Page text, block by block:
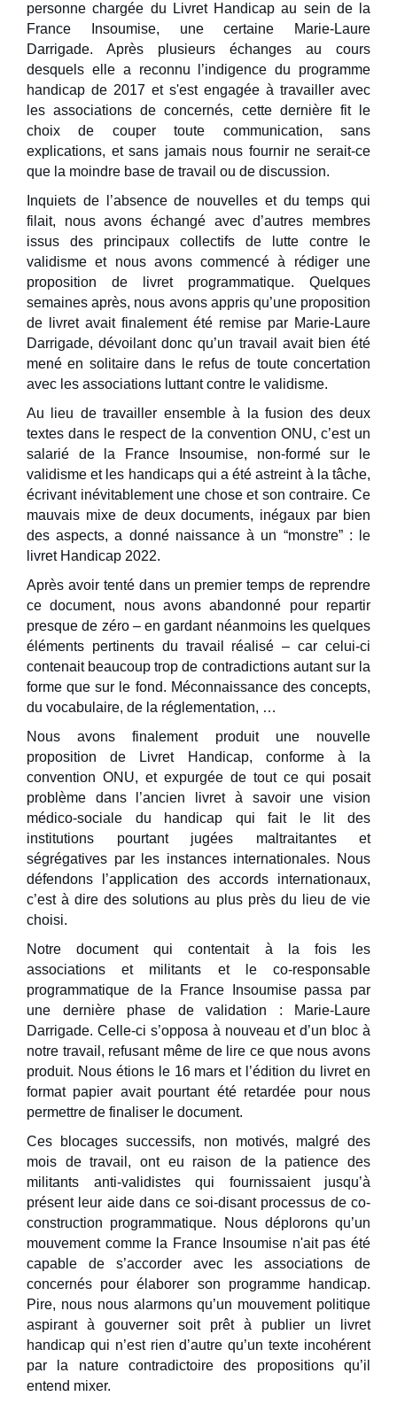
personne chargée du Livret Handicap au sein de la
France Insoumise, une certaine Marie-Laure
Darrigade. Après plusieurs échanges au cours
desquels elle a reconnu l’indigence du programme
handicap de 2017 et s'est engagée à travailler avec
les associations de concernés, cette dernière fit le
choix de couper toute communication, sans
explications, et sans jamais nous fournir ne serait-ce
que la moindre base de travail ou de discussion.
Inquiets de l’absence de nouvelles et du temps qui
filait, nous avons échangé avec d’autres membres
issus des principaux collectifs de lutte contre le
validisme et nous avons commencé à rédiger une
proposition de livret programmatique. Quelques
semaines après, nous avons appris qu’une proposition
de livret avait finalement été remise par Marie-Laure
Darrigade, dévoilant donc qu’un travail avait bien été
mené en solitaire dans le refus de toute concertation
avec les associations luttant contre le validisme.
Au lieu de travailler ensemble à la fusion des deux
textes dans le respect de la convention ONU, c’est un
salarié de la France Insoumise, non-formé sur le
validisme et les handicaps qui a été astreint à la tâche,
écrivant inévitablement une chose et son contraire. Ce
mauvais mixe de deux documents, inégaux par bien
des aspects, a donné naissance à un “monstre” : le
livret Handicap 2022.
Après avoir tenté dans un premier temps de reprendre
ce document, nous avons abandonné pour repartir
presque de zéro – en gardant néanmoins les quelques
éléments pertinents du travail réalisé – car celui-ci
contenait beaucoup trop de contradictions autant sur la
forme que sur le fond. Méconnaissance des concepts,
du vocabulaire, de la réglementation, …
Nous avons finalement produit une nouvelle
proposition de Livret Handicap, conforme à la
convention ONU, et expurgée de tout ce qui posait
problème dans l’ancien livret à savoir une vision
médico-sociale du handicap qui fait le lit des
institutions pourtant jugées maltraitantes et
ségrégatives par les instances internationales. Nous
défendons l’application des accords internationaux,
c’est à dire des solutions au plus près du lieu de vie
choisi.
Notre document qui contentait à la fois les
associations et militants et le co-responsable
programmatique de la France Insoumise passa par
une dernière phase de validation : Marie-Laure
Darrigade. Celle-ci s’opposa à nouveau et d’un bloc à
notre travail, refusant même de lire ce que nous avons
produit. Nous étions le 16 mars et l’édition du livret en
format papier avait pourtant été retardée pour nous
permettre de finaliser le document.
Ces blocages successifs, non motivés, malgré des
mois de travail, ont eu raison de la patience des
militants anti-validistes qui fournissaient jusqu’à
présent leur aide dans ce soi-disant processus de co-
construction programmatique. Nous déplorons qu’un
mouvement comme la France Insoumise n'ait pas été
capable de s’accorder avec les associations de
concernés pour élaborer son programme handicap.
Pire, nous nous alarmons qu’un mouvement politique
aspirant à gouverner soit prêt à publier un livret
handicap qui n’est rien d’autre qu’un texte incohérent
par la nature contradictoire des propositions qu’il
entend mixer.